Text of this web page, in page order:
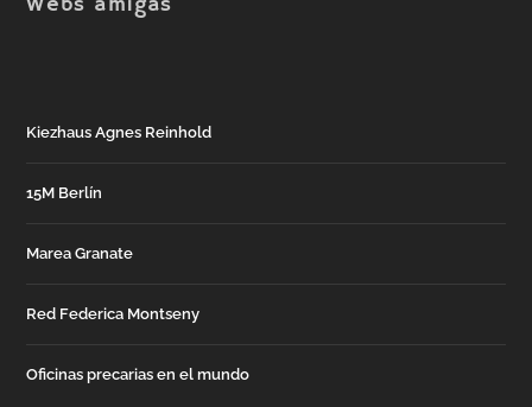
Kiezhaus Agnes Reinhold
15M Berlín
Marea Granate
Red Federica Montseny
Oficinas precarias en el mundo